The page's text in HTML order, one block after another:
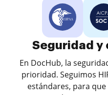
Seguridad y
En DocHub, la
prioridad. Seguimos
estándares, para